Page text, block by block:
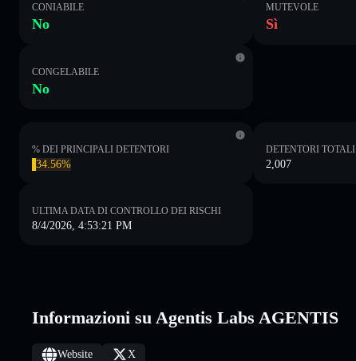
CONIABILE
No
MUTEVOLE
Sì
CONGELABILE
No
% DEI PRINCIPALI DETENTORI
34.56%
DETENTORI TOTALI
2,007
ULTIMA DATA DI CONTROLLO DEI RISCHI
8/4/2026, 4:53:21 PM
Informazioni su Agentis Labs AGENTIS
Website X